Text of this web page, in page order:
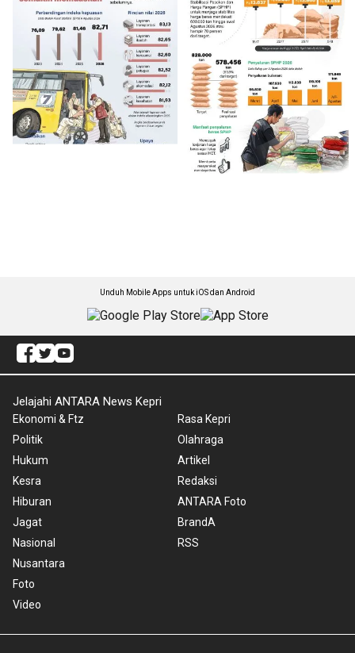
Unduh Mobile Apps untuk iOS dan Android
Jelajahi ANTARA News Kepri
Ekonomi & Ftz
Politik
Hukum
Kesra
Hiburan
Jagat
Nasional
Nusantara
Foto
Video
Rasa Kepri
Olahraga
Artikel
Redaksi
ANTARA Foto
BrandA
RSS